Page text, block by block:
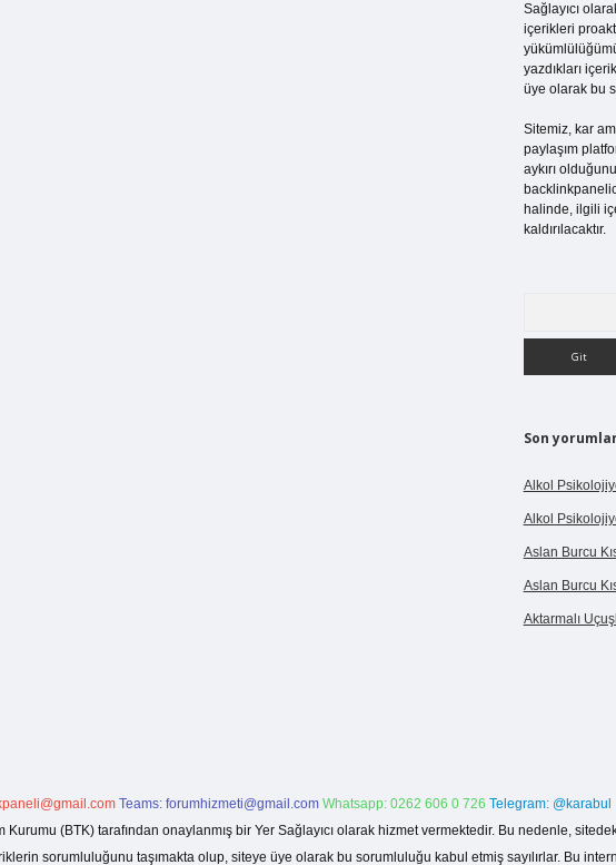
Sağlayıcı
içerikleri
yazdıkları
üye olarak bu
Sitemiz, kar
paylaşım
aykırı
halinde, ilgili
kaldırılacaktır.
Son
Alkol
Alkol
Aslan Burcu
Aslan Burcu
Aktarmalı
Teams: forumhizmeti@gmail.com Whatsapp: 0262 606 0 726 Telegram: @karabul
(BTK) tarafından onaylanmış bir Yer Sağlayıcı olarak hizmet vermektedir. Bu nedenle,
sorumluluğunu taşımakta olup, siteye üye olarak bu sorumluluğu kabul etmiş sayılırlar. Bu